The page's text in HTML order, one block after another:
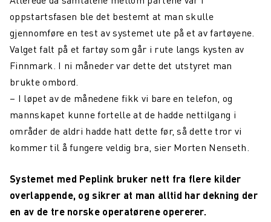
oppstartsfasen ble det bestemt at man skulle
gjennomføre en test av systemet ute på et av fartøyene.
Valget falt på et fartøy som går i rute langs kysten av
Finnmark. I ni måneder var dette det utstyret man
brukte ombord.
– I løpet av de månedene fikk vi bare en telefon, og
mannskapet kunne fortelle at de hadde nettilgang i
områder de aldri hadde hatt dette før, så dette tror vi
kommer til å fungere veldig bra, sier Morten Nenseth.
Systemet med Peplink bruker nett fra flere kilder
overlappende, og sikrer at man alltid har dekning der
en av de tre norske operatørene opererer.